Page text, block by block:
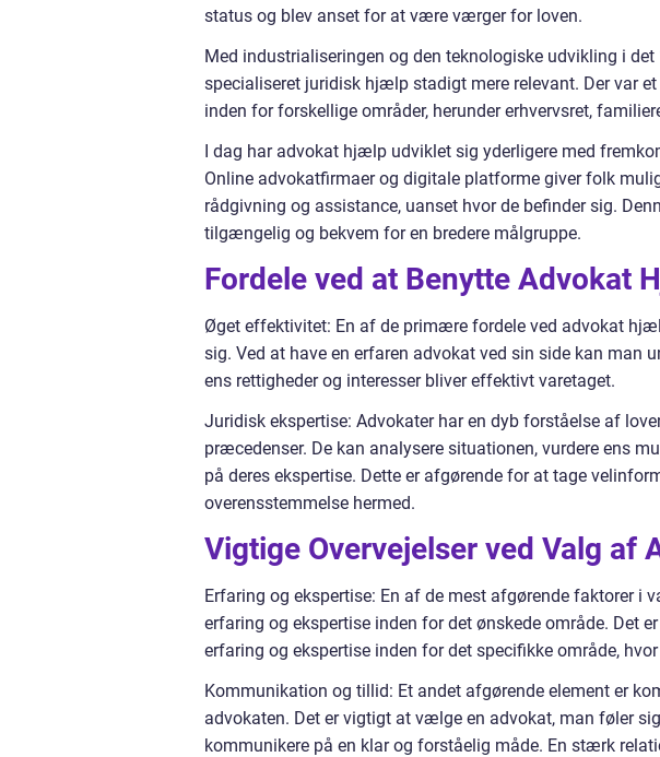
status og blev anset for at være værger for loven.
Med industrialiseringen og den teknologiske udvikling i
specialiseret juridisk hjælp stadigt mere relevant. Der var
inden for forskellige områder, herunder erhvervsret,
I dag har advokat hjælp udviklet sig yderligere med
Online advokatfirmaer og digitale platforme giver folk
rådgivning og assistance, uanset hvor de befinder sig.
tilgængelig og bekvem for en bredere målgruppe.
Fordele ved at Benytte Advokat
Øget effektivitet: En af de primære fordele ved advokat
sig. Ved at have en erfaren advokat ved sin side kan man
ens rettigheder og interesser bliver effektivt varetaget.
Juridisk ekspertise: Advokater har en dyb forståelse af
præcedenser. De kan analysere situationen, vurdere ens
på deres ekspertise. Dette er afgørende for at tage
overensstemmelse hermed.
Vigtige Overvejelser ved Valg af
Erfaring og ekspertise: En af de mest afgørende faktorer i
erfaring og ekspertise inden for det ønskede område. Det
erfaring og ekspertise inden for det specifikke område,
Kommunikation og tillid: Et andet afgørende element er
advokaten. Det er vigtigt at vælge en advokat, man føler
kommunikere på en klar og forståelig måde. En stærk